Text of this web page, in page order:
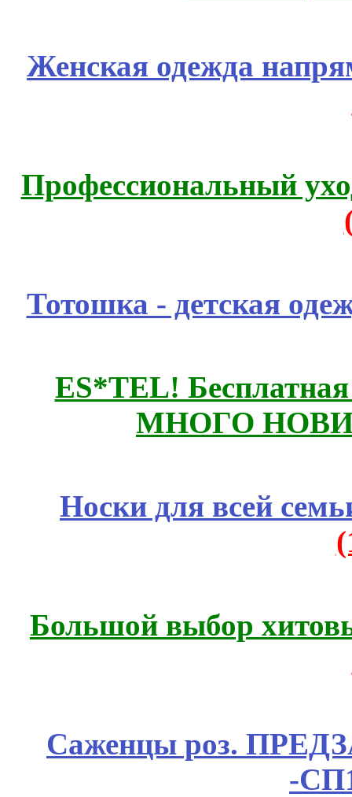
Женская одежда
Профессиональный
Тотошка - детская
ES*TEL!
МНОГО
Носки для всей
Большой выбор
Саженцы роз.
-